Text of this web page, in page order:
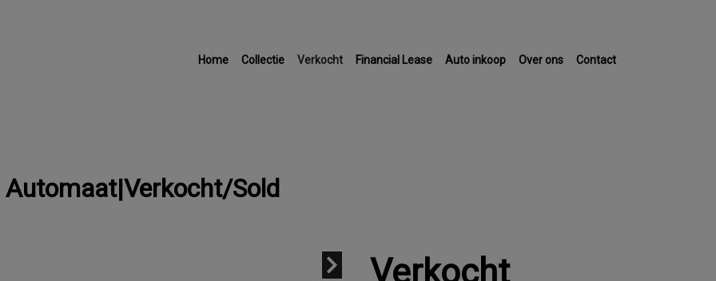
Home Collectie Verkocht Financial Lease Auto inkoop Over ons Contact
Sold
Verkocht